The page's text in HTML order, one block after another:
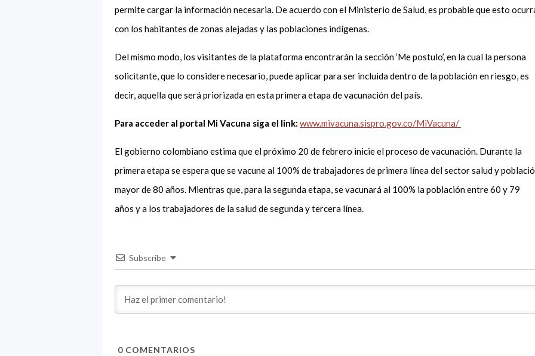
permite cargar la información necesaria. De acuerdo con el Ministerio de Salud, es probable que esto
con los habitantes de zonas alejadas y las poblaciones indígenas.
Del mismo modo, los visitantes de la plataforma encontrarán la sección ‘Me postulo’, en la cual la persona
solicitante, que lo considere necesario, puede aplicar para ser incluida dentro de la población en riesgo, es
decir, aquella que será priorizada en esta primera etapa de vacunación del país.
Para acceder al portal Mi Vacuna siga el link: www.mivacuna.sispro.gov.co/MiVacuna/
El gobierno colombiano estima que el próximo 20 de febrero inicie el proceso de vacunación. Durante la
primera etapa se espera que se vacune al 100% de trabajadores de primera línea del sector salud y
mayor de 80 años. Mientras que, para la segunda etapa, se vacunará al 100% la población entre 60 y 79
años y a los trabajadores de la salud de segunda y tercera línea.
Subscribe
0 COMENTARIOS